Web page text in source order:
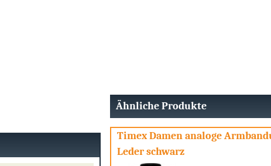
Ähnliche Produkte
Timex Damen analoge
Leder schwarz